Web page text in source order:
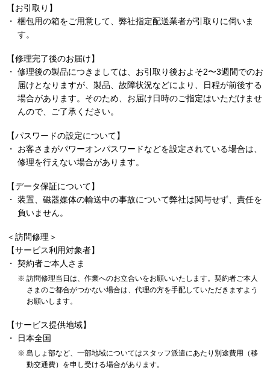
【お引取り】
梱包用の箱をご用意して、弊社指定配送業者が引取りに伺いま
す。
【修理完了後のお届け】
修理後の製品につきましては、お引取り後およそ2〜3週間でのお
届けとなりますが、製品、故障状況などにより、日程が前後する
場合があります。そのため、お届け日時のご指定はいただけませ
んので、ご了承ください。
【パスワードの設定について】
お客さまがパワーオンパスワードなどを設定されている場合は、
修理を行えない場合があります。
【データ保証について】
装置、磁器媒体の輸送中の事故について弊社は関与せず、責任を
負いません。
＜訪問修理＞
【サービス利用対象者】
契約者ご本人さま
訪問修理当日は、作業へのお立合いをお願いいたします。契約者ご本人
さまのご都合がつかない場合は、代理の方を手配していただきますよう
お願いします。
【サービス提供地域】
日本全国
島しょ部など、一部地域についてはスタッフ派遣にあたり別途費用（移
動交通費）を申し受ける場合があります。